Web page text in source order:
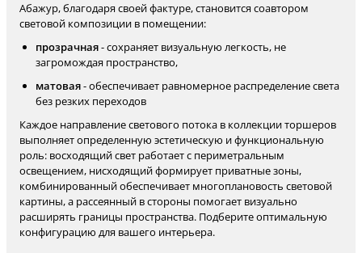
Абажур, благодаря своей фактуре, становится соавтором
световой композиции в помещении:
прозрачная- сохраняет визуальную легкость, не
загромождая пространство,
матовая- обеспечивает равномерное распределение света
без резких переходов
Каждое направление светового потока в коллекции торшеров
выполняет определенную эстетическую и функциональную
роль: восходящий свет работает с периметральным
освещением, нисходящий формирует приватные зоны,
комбинированный обеспечивает многоплановость световой
картины, а рассеянный в стороны помогает визуально
расширять границы пространства. Подберите оптимальную
конфигурацию для вашего интерьера.